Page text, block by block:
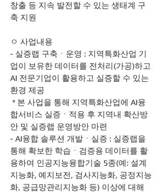
창출 등 지속 발전할 수 있는 생태계 구
축 지원
ㅇ 사업내용
- 실증랩 구축ㆍ운영 : 지역특화산업 기
업이 보유한 데이터를 전처리(가공)하고
AI 전문기업이 활용하고 실증할 수 있는
환경 제공
합서비스 실증ㆍ적용 후 지역내 확산방
안 및 실증랩 운영방안 마련
- AI융합 솔루션 개발ㆍ실증 : 실증랩을
통해 확보한 학습ㆍ검증용 데이터를 활
용하여 인공지능융합기술 5종(예: 설계
지능화, 예지보전, 검사지능화, 공정지능
화, 공급망관리지능화 등) 이상에 대해